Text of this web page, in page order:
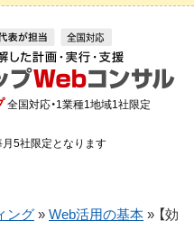
全国対応・1業種1地域1社限定
5社限定となります
ング » Web活用の基本 » 【効